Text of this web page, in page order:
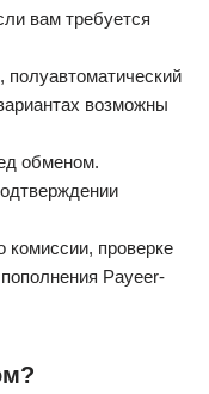
вам требуется
полуавтоматический
возможны
обменом.
проверке
Payeer-